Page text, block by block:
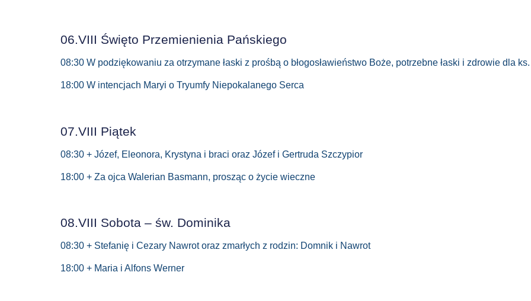
06.VIII Święto Przemienienia Pańskiego
08:30 W podziękowaniu za otrzymane łaski z prośbą o błogosławieństwo Boże, potrzebne łaski i zdrowie dla
18:00 W intencjach Maryi o Tryumfy Niepokalanego Serca
07.VIII Piątek
08:30 + Józef, Eleonora, Krystyna i braci oraz Józef i Gertruda Szczypior
18:00 + Za ojca Walerian Basmann, prosząc o życie wieczne
08.VIII Sobota – św. Dominika
08:30 + Stefanię i Cezary Nawrot oraz zmarłych z rodzin: Domnik i Nawrot
18:00 + Maria i Alfons Werner